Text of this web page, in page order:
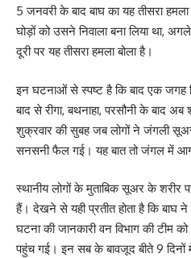
5 जनवरी के बाद बाघ का यह तीसरा हमला
घोड़ों को उसने निवाला बना लिया था,
दूरी पर यह तीसरा हमला बोला है।
इन घटनाओं से स्पष्ट है कि बाद एक
बाद से रीगा, बथनाहा, परसौनी के बाद
शुक्रवार की सुबह जब लोगों ने जंगली
सनसनी फैल गई। यह बात तो जंगल में
स्थानीय लोगों के मुताबिक सूअर के शरीर
हैं। देखने से यही प्रतीत होता है कि बाघ
घटना की जानकारी वन विभाग की टीम
पहुंच गई। इन सब के बावजूद बीते 9 दिनों